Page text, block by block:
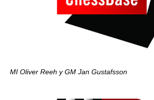
MI Oliver Reeh y GM Jan Gustafsson